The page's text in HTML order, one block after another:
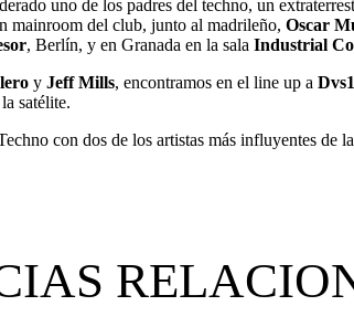
uno de los padres del techno, un
mainroom del club, junto al madrileño, Oscar
, Berlín, y en Granada en la sala Industrial
y Jeff Mills, encontramos en el line up a Dvs1
satélite.
con dos de los artistas más influyentes de